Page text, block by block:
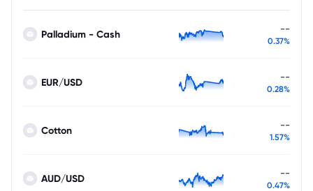
Palladium - Cash --
0.37%
EUR/USD --
0.28%
Cotton --
1.57%
AUD/USD --
0.47%